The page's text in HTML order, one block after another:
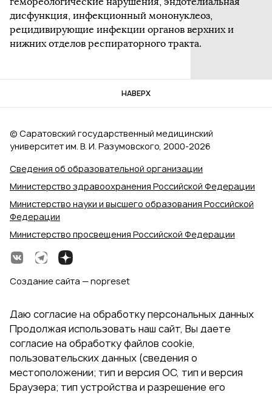
дисфункция, инфекционный мононуклеоз,
рецидивирующие инфекции органов верхних и
нижних отделов респираторного тракта.
НАВЕРХ
Сведения об образовательной организации
Министерство здравоохранения Российской Федерации
Министерство науки и высшего образования Российской
Федерации
Министерство просвещения Российской Федерации
© Саратовский государственный медицинский
университет им. В. И. Разумовского, 2000‑2026
Создание сайта — nopreset
Даю согласие на обработку персональных данных
Продолжая использовать наш сайт, Вы даете
согласие на обработку файлов cookie,
пользовательских данных (сведения о
местоположении; тип и версия ОС, тип и версия
Браузера; тип устройства и разрешение его